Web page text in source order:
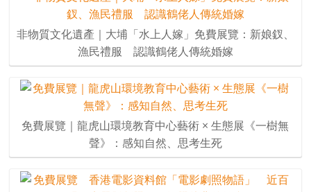
非物質文化遺產｜大埔「水上人嫁」免費展覽：新娘釵、
漁民禮服 認識鶴佬人傳統婚嫁
免費展覽｜龍虎山環境教育中心藝術 × 生態展《一樹無
聲》：感知自然、思考生死